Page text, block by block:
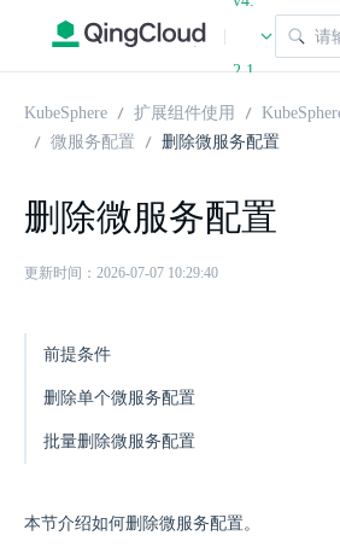
|
2.1
KubeSphere 扩展组件使用
微服务配置
删除微服务配置
删除微服务配置
更新时间：2026-07-07 10:29:40
前提条件
删除单个微服务配置
批量删除微服务配置
本节介绍如何删除微服务配置。